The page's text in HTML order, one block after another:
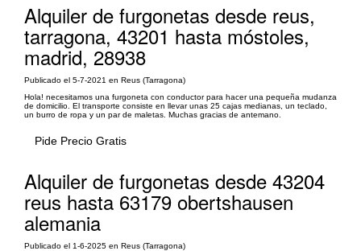
Alquiler de furgonetas desde reus,
tarragona, 43201 hasta móstoles,
madrid, 28938
Publicado el 5-7-2021 en Reus (Tarragona)
Hola! necesitamos una furgoneta con conductor para hacer una pequeña mudanza
de domicilio. El transporte consiste en llevar unas 25 cajas medianas, un teclado,
un burro de ropa y un par de maletas. Muchas gracias de antemano.
Pide Precio Gratis
Alquiler de furgonetas desde 43204
reus hasta 63179 obertshausen
alemania
Publicado el 1-6-2025 en Reus (Tarragona)